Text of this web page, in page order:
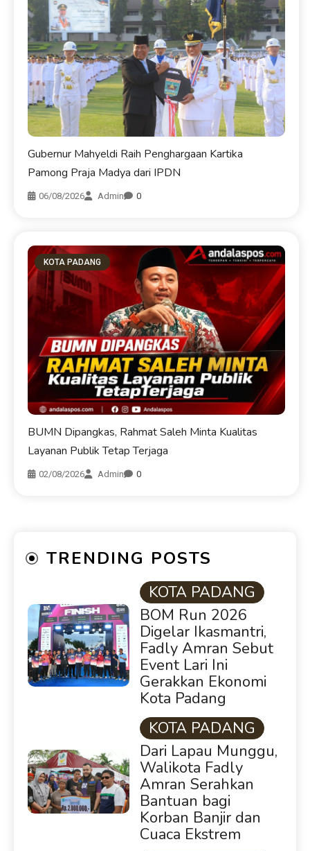
Gubernur Mahyeldi Raih Penghargaan Kartika
Pamong Praja Madya dari IPDN
06/08/2026 Admin 0
KOTA PADANG
BUMN Dipangkas, Rahmat Saleh Minta Kualitas
Layanan Publik Tetap Terjaga
02/08/2026 Admin 0
TRENDING POSTS
KOTA PADANG
BOM Run 2026
Digelar Ikasmantri,
Fadly Amran Sebut
Event Lari Ini
Gerakkan Ekonomi
Kota Padang
KOTA PADANG
Dari Lapau Munggu,
Walikota Fadly
Amran Serahkan
Bantuan bagi
Korban Banjir dan
Cuaca Ekstrem